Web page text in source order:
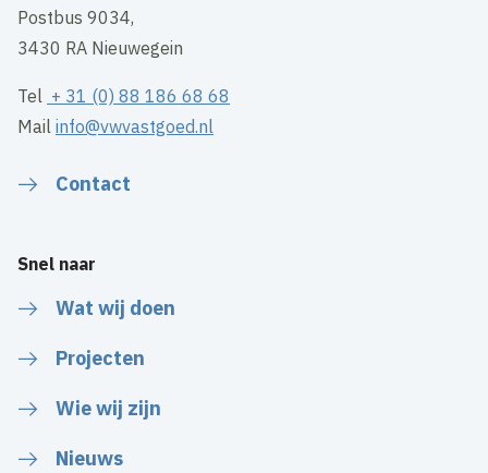
Postbus 9034,
3430 RA Nieuwegein
Tel + 31 (0) 88 186 68 68
Mailinfo@vwvastgoed.nl
Contact
Snel naar
Wat wij doen
Projecten
Wie wij zijn
Nieuws